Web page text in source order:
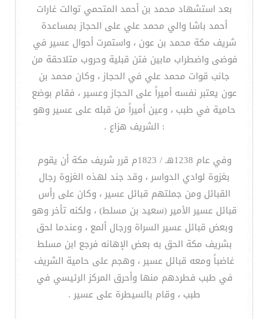
بعد استشهاد محمد بن أحمد المتحمي توالت غارات
أحمد باشا والي محمد علي على الحجاز بمساعدة
شريف مكة محمد بن عون ، واستمرت أحوال عسير في
فوضى واضطراب مابين فتن قبلية وحروب متلاحقة من
جانب قوات محمد علي في الحجاز ، وكان محمد بن
عون يعتبر نفسه أميراً على الحجاز وعسير ، فقام بوضع
حامية في طبب ، وعين أميراً من قبله على عسير وهو
: الشريف هزاع .
وفي عام 1238هـ / 1823م قرر شريف مكة أن يقوم
بغزوة لوادي الدواسر ، وقد جند لهذه الغزوة رجال
القبائل ومن جملتهم قبائل عسير ، وكان على رأس
قبائل عسير الأمير (سعيد بن مسلط) ، ولكنه تأخر وهو
وبعض قبائل عسير السراة ورجال ألمع ، وعندما لحق
بشريف مكة الحق به بعض الإهانه فرجع ابن مسلط
غاضباً ومعه قبائل عسير ، وهجم على حامية الشريف
في طبب فطردهم منها وأحرق المركز الرئيسي في
طبب ، وقام بالسيطرة على عسير .